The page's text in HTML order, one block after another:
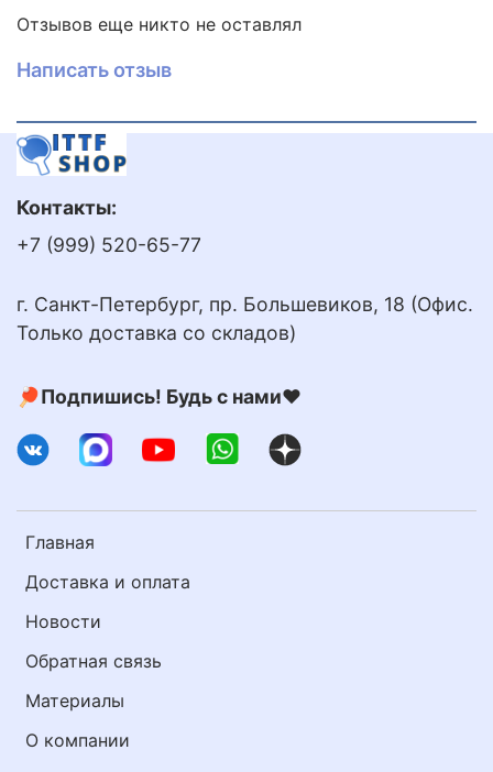
Отзывов еще никто не оставлял
Написать отзыв
Главная
Доставка и оплата
Новости
Обратная связь
Материалы
О компании
Контакты:
+7 (999) 520-65-77
г. Санкт-Петербург, пр. Большевиков, 18 (Офис.
Только доставка со складов)
🏓Подпишись! Будь с нами❤️